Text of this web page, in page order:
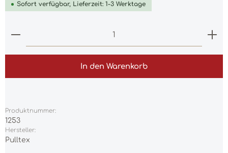
Sofort verfügbar, Lieferzeit: 1-3 Werktage
Produkt Anzahl: Gib den gewünschten Wert
In den Warenkorb
Produktnummer:
1253
Hersteller:
Pulltex